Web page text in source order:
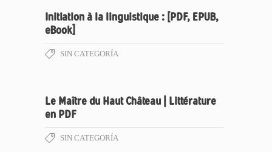
Initiation à la linguistique : [PDF, EPUB,
eBook]
SIN CATEGORÍA
Le Maître du Haut Château | Littérature
en PDF
SIN CATEGORÍA